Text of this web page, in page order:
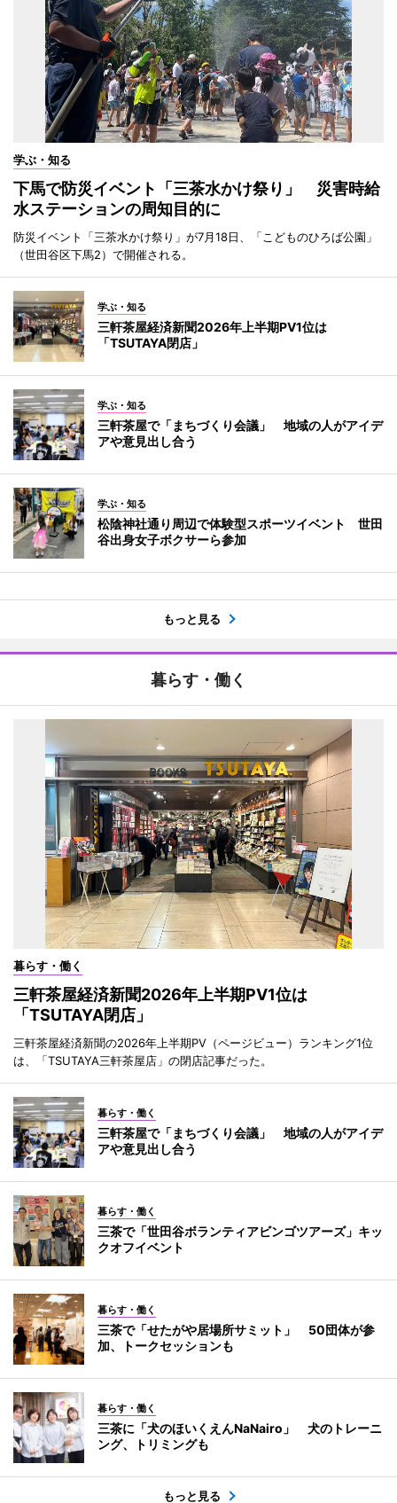
学ぶ・知る
下馬で防災イベント「三茶水かけ祭り」 災害時給
水ステーションの周知目的に
防災イベント「三茶水かけ祭り」が7月18日、「こどものひろば公園」
（世田谷区下馬2）で開催される。
学ぶ・知る
三軒茶屋経済新聞2026年上半期PV1位は
「TSUTAYA閉店」
学ぶ・知る
三軒茶屋で「まちづくり会議」 地域の人がアイデ
アや意見出し合う
学ぶ・知る
松陰神社通り周辺で体験型スポーツイベント 世田
谷出身女子ボクサーら参加
もっと見る
暮らす・働く
暮らす・働く
三軒茶屋経済新聞2026年上半期PV1位は
「TSUTAYA閉店」
三軒茶屋経済新聞の2026年上半期PV（ページビュー）ランキング1位
は、「TSUTAYA三軒茶屋店」の閉店記事だった。
暮らす・働く
三軒茶屋で「まちづくり会議」 地域の人がアイデ
アや意見出し合う
暮らす・働く
三茶で「世田谷ボランティアビンゴツアーズ」キッ
クオフイベント
暮らす・働く
三茶で「せたがや居場所サミット」 50団体が参
加、トークセッションも
暮らす・働く
三茶に「犬のほいくえんNaNairo」 犬のトレーニ
ング、トリミングも
もっと見る